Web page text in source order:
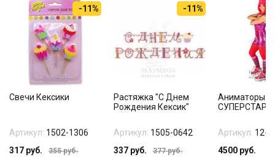
-11%
Свечи Кексики
Артикул: 1502-1306
317 руб. 355руб.
-11%
Растяжка "С Днем
Рождения Кексик"
Артикул: 1505-0642
337 руб. 377руб.
Аниматоры
СУПЕРСТАР"
Артикул: 12-
4500 руб.